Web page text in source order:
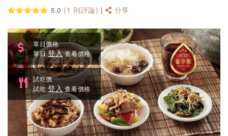
5.0 (1 則評論) | 分享
單日價格
單日登入查看價格
試吃價
試吃登入 查看價格